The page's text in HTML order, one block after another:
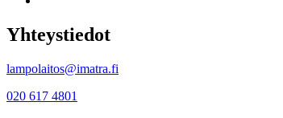
Yhteystiedot
lampolaitos@imatra.fi
020 617 4801